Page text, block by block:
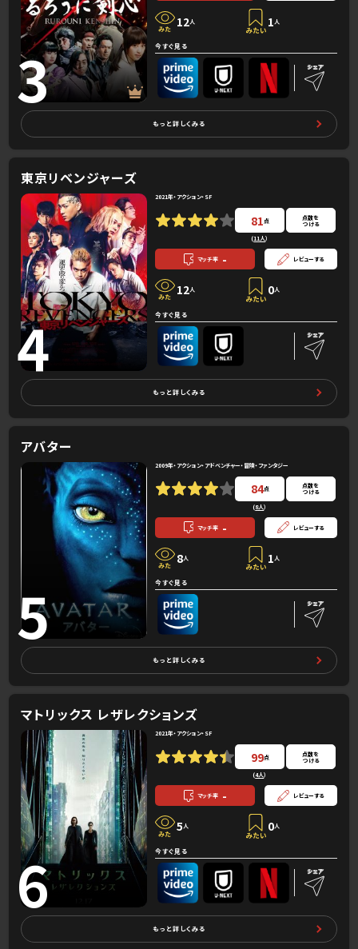
3
12人 1人
今すぐ見る
もっと詳しくみる
東京リベンジャーズ
4
2021年・アクション・SF
81 点
(11人）
点数を
つける
マッチ率 - レビューする
12人 0人
今すぐ見る
もっと詳しくみる
アバター
5
2009年・アクション・アドベンチャー・冒険・ファンタジー
84点
(8人）
点数を
つける
マッチ率 - レビューする
8人 1人
今すぐ見る
もっと詳しくみる
マトリックス レザレクションズ
6
2021年・アクション・SF
99点
(4人）
点数を
つける
マッチ率 - レビューする
5人 0人
今すぐ見る
もっと詳しくみる